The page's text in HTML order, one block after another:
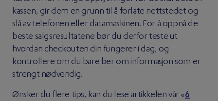
kassen, gir dem en grunn til å forlate nettstedet og
slå av telefonen eller datamaskinen. For å oppnå de
beste salgsresultatene bør du derfor teste ut
hvordan checkouten din fungerer i dag, og
kontrollere om du bare ber om informasjon som er
strengt nødvendig.
Ønsker du flere tips, kan du lese artikkelen vår «6